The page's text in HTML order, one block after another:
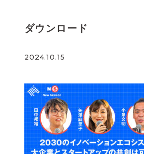
ダウンロード
2024.10.15